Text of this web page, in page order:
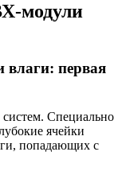
модули
влаги: первая
Специально
ячейки
попадающих с